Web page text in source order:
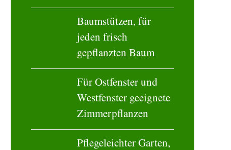
Baumstützen, für
jeden frisch
gepflanzten Baum
Für Ostfenster und
Westfenster geeignete
Zimmerpflanzen
Pflegeleichter Garten,